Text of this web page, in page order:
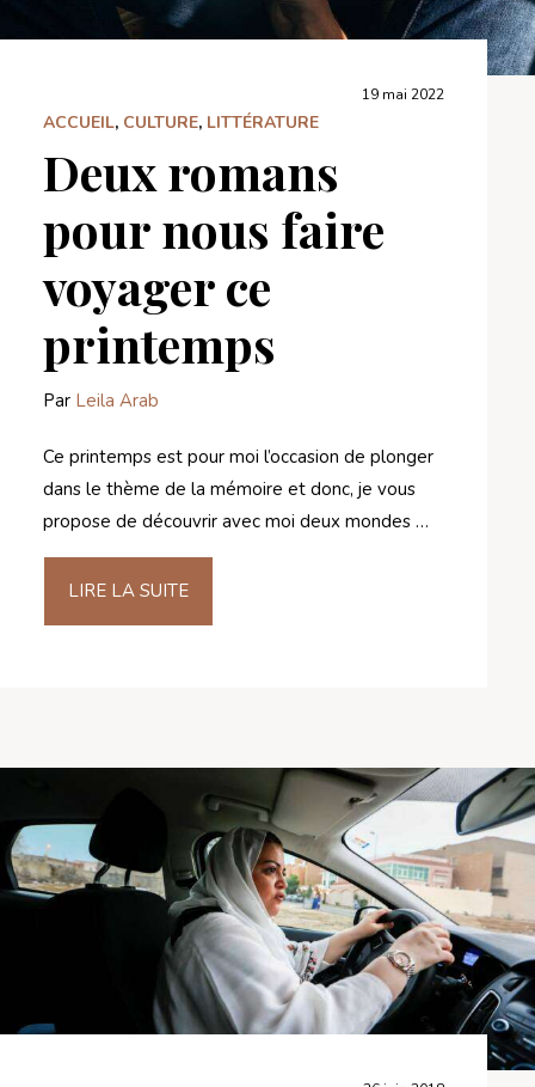
19 mai 2022
ACCUEIL, CULTURE, LITTÉRATURE
Deux romans
pour nous faire
voyager ce
printemps
Par Leila Arab
Ce printemps est pour moi l’occasion de plonger
dans le thème de la mémoire et donc, je vous
propose de découvrir avec moi deux mondes …
LIRE LA SUITE